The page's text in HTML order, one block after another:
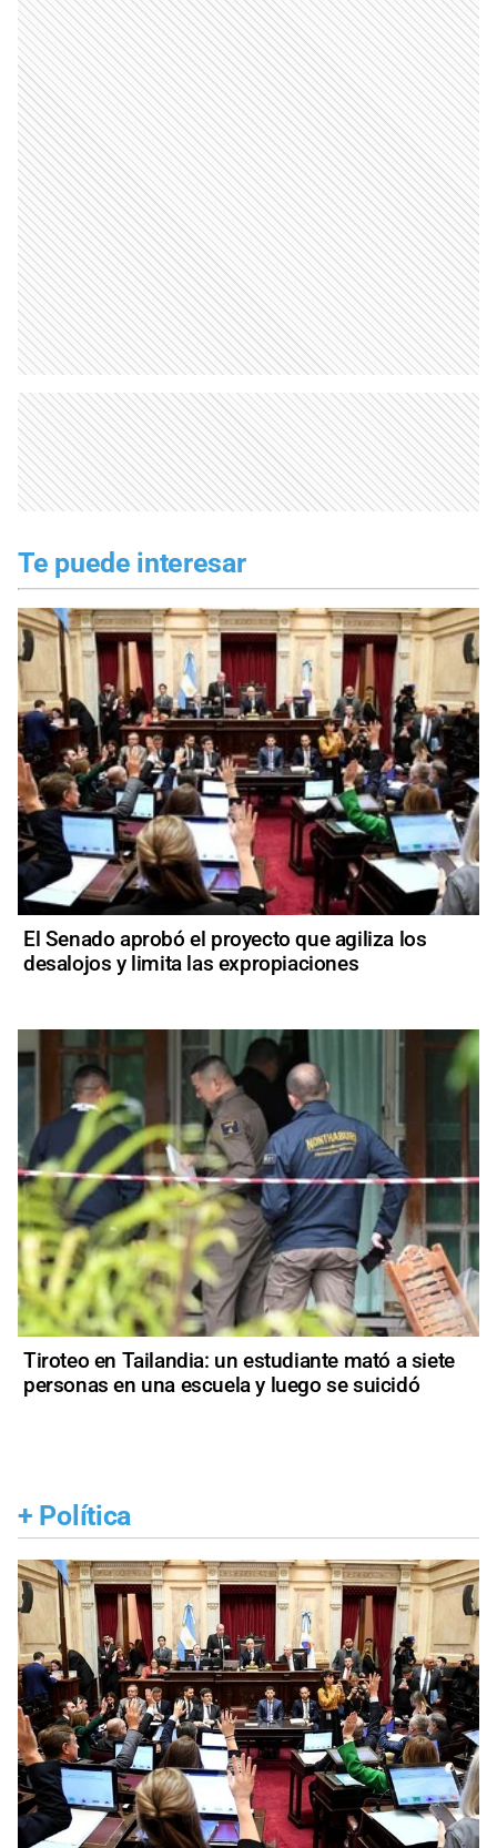
Te puede interesar
El Senado aprobó el proyecto que agiliza los
desalojos y limita las expropiaciones
Tiroteo en Tailandia: un estudiante mató a siete
personas en una escuela y luego se suicidó
+ Política